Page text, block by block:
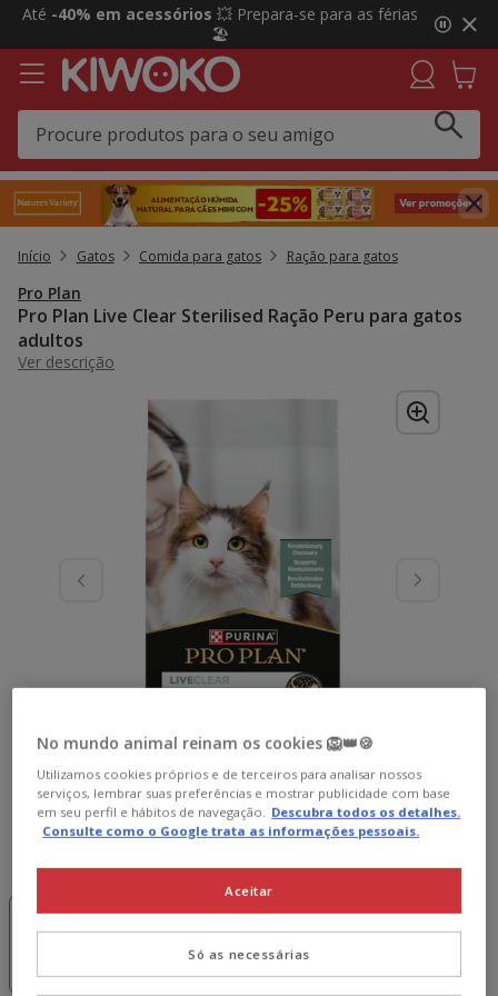
2
3,
mensagem,
Até -40% em acessórios 💥 Prepara-se para as férias
🏖️
Início Gatos Comida para gatos Ração para gatos
Pro Plan
Pro Plan Live Clear Sterilised Ração Peru para gatos
adultos
Ver descrição
1.4 kg
cupão 💰
(16.35€ / kg)
7 kg
-15€ c/
cupão 💰
69.89€
(9.98€ / kg)
No mundo animal reinam os cookies 🦁👑🍪
Utilizamos cookies próprios e de terceiros para analisar nossos
serviços, lembrar suas preferências e mostrar publicidade com base
em seu perfil e hábitos de navegação. Descubra todos os detalhes.
Consulte como o Google trata as informações pessoais.
Só as necessárias
Aceitar